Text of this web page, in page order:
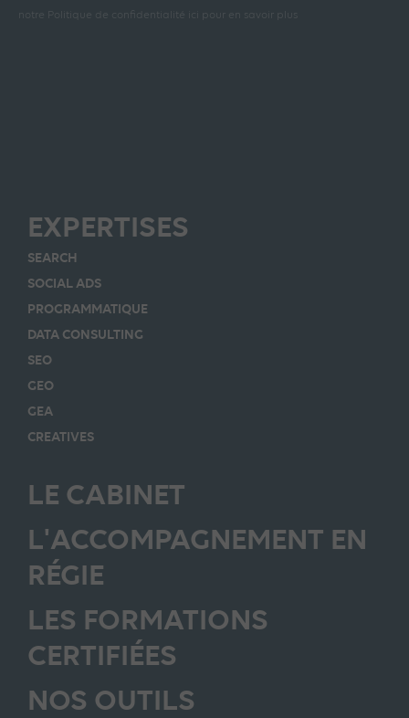
notre Politique de confidentialité ici pour en savoir plus
EXPERTISES
SEARCH
SOCIAL ADS
PROGRAMMATIQUE
DATA CONSULTING
SEO
GEO
GEA
CREATIVES
LE CABINET
L'ACCOMPAGNEMENT EN
RÉGIE
LES FORMATIONS
CERTIFIÉES
NOS OUTILS